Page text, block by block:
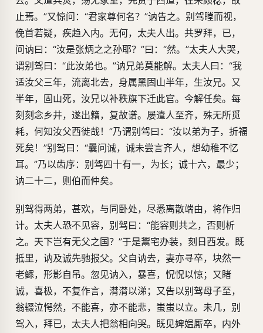
止焉。”又惊问：“君家尊何名？”讷告之。别驾瞠而视，
俛首若疑，疾趋入内。无何，太夫人出。共罗拜，已，
问讷曰：“汝是张炳之之孙耶？”曰：“然。”太夫人大哭，
谓别驾曰：“此汝弟也。”讷兄弟莫能解。太夫人曰：“我
适汝父三年，流离北去，身属黑固山半年，生汝兄。又
半年，固山死，汝兄以补秩旗下迁此官。今解任矣。每
刻刻念乡井，遂出籍，复故谱。屡遣人至齐，殊无所觅
耗，何知汝父西徙哉！”乃谓别驾曰：“汝以弟为子，折福
死矣！”别驾曰：“曩问诚，诚未尝言齐人，想幼稚不忆
耳。”乃以齿序：别驾四十有一，为长；诚十六，最少；
讷二十二，则伯而仲矣。
别驾得两弟，甚欢，与同卧处，尽悉离散端由，将作归
计。太夫人恐不见容，别驾曰：“能容则共之，否则析
之。天下岂有无父之国？”于是鬻宅办装，刻日西发。既
抵里，讷及诚先驰报父。父自讷去，妻亦寻卒，块然一
老鳏，形影自吊。忽见讷入，暴喜，怳怳以惊；又睹
诚，喜极，不复作言，潸潸以涕；又告以别驾母子至，
翁辍泣愕然，不能喜，亦不能悲，蚩蚩以立。未几，别
驾入，拜已，太夫人把翁相向哭。既见婢媪厮卒，内外